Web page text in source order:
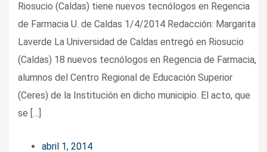
Riosucio (Caldas) tiene nuevos tecnólogos en Regencia
de Farmacia U. de Caldas 1/4/2014 Redacción: Margarita
Laverde La Universidad de Caldas entregó en Riosucio
(Caldas) 18 nuevos tecnólogos en Regencia de Farmacia,
alumnos del Centro Regional de Educación Superior
(Ceres) de la Institución en dicho municipio. El acto, que
se […]
abril 1, 2014